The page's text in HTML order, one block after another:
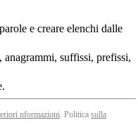
e creare elenchi dalle
anagrammi, suffissi, prefissi,
nformazioni. Politica sulla